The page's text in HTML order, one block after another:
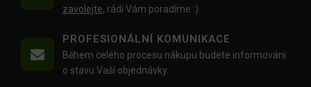
zavolejte, rádi Vám poradíme :)
PROFESIONÁLNÍ KOMUNIKACE
Během celého procesu nákupu budete informováni
o stavu Vaší objednávky.